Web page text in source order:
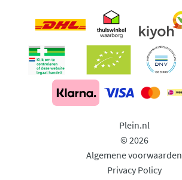
Plein.nl
© 2026
Algemene voorwaarden
Privacy Policy